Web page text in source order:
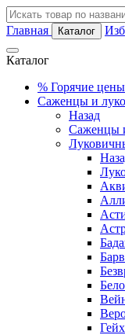
Главная Каталог
Каталог
% Горячие цены
Саженцы и
Назад
Саженцы